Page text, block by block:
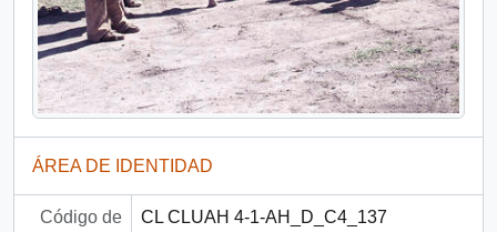
ÁREA DE IDENTIDAD
Código de
CL CLUAH 4-1-AH_D_C4_137